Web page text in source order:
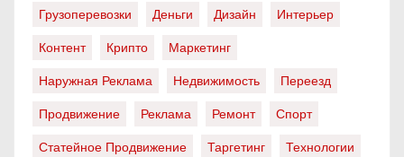
Грузоперевозки
Деньги Дизайн
Интерьер
Контент
Крипто
Маркетинг
Наружная Реклама
Недвижимость
Переезд
Продвижение
Реклама Ремонт
Спорт
Статейное Продвижение
Таргетинг Технологии